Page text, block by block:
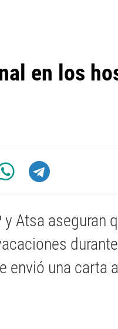
en los
y Atsa aseguran
envió una carta